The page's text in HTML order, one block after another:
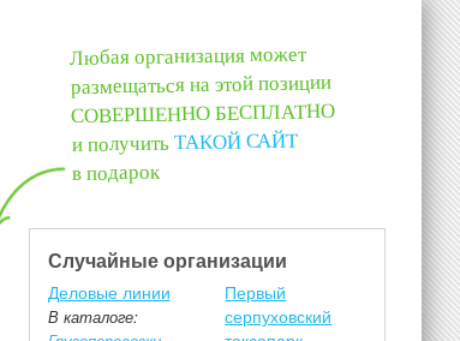
Любая организация может
размещаться на этой позиции
СОВЕРШЕННО БЕСПЛАТНО
и получитьТАКОЙ САЙТ
в подарок
Случайные организации
Деловые линии
В каталоге:
Первый
серпуховский